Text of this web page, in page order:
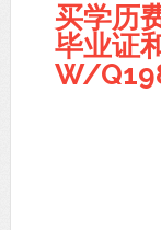
买学历
毕业证
W/